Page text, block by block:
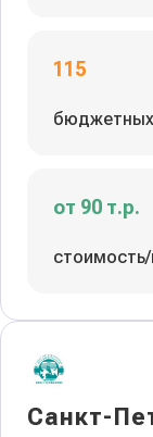
115
от 90 т.р.
Санкт-